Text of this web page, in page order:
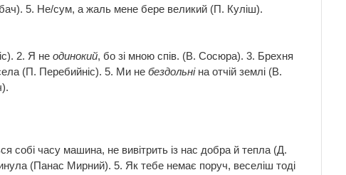
5. Не/сум, а жаль мене бере великий (П. Куліш).
2. Я не одинокий, бо зі мною спів. (В. Сосюра). 3. Брехня
(П. Перебийніс). 5. Ми не бездольніна отчій землі (В.
часу машина, не вивітрить із нас добра й тепла (Д.
(Панас Мирний). 5. Як тебе немає поруч, веселіш тоді